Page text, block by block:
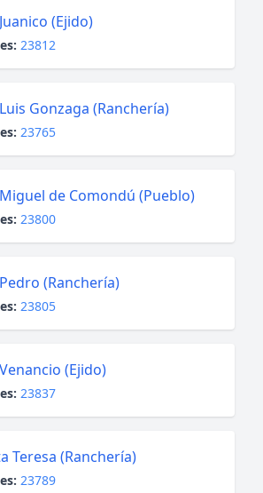
(Ejido)
23812
Gonzaga (Ranchería)
23765
de Comondú (Pueblo)
23800
(Ranchería)
23805
(Ejido)
23837
Teresa (Ranchería)
23789